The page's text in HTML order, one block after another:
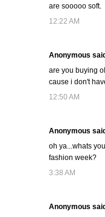
are sooooo soft.
12:22 AM
Anonymous
are you buying
cause i don't
12:50 AM
Anonymous
oh ya...whats
fashion week?
3:38 AM
Anonymous